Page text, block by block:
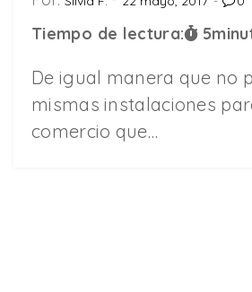
Tiempo de lectura: 5
De igual manera que no
mismas instalaciones
comercio que…